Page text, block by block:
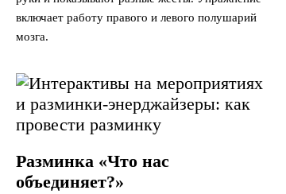
включает работу правого и левого полушарий
мозга.
Разминка «Что нас
объединяет?»